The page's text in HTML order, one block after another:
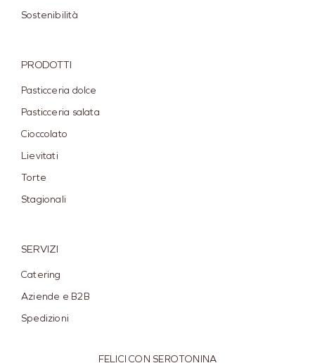
Sostenibilità
PRODOTTI
Pasticceria dolce
Pasticceria salata
Cioccolato
Lievitati
Torte
Stagionali
SERVIZI
Catering
Aziende e B2B
Spedizioni
FELICI CON SEROTONINA